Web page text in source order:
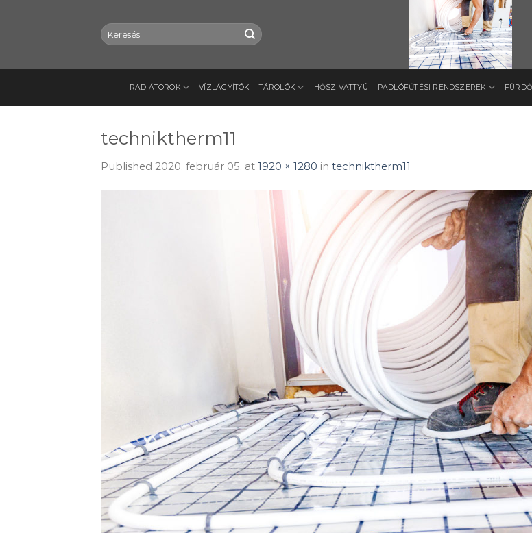
Keresés
a
RADIÁTOROK VÍZLÁGYÍTÓK TÁROLÓK HŐSZIVATTYÚ PADLÓFŰTÉSI RENDSZEREK
techniktherm11
Published 2020. február 05. at 1920 × 1280 in techniktherm11